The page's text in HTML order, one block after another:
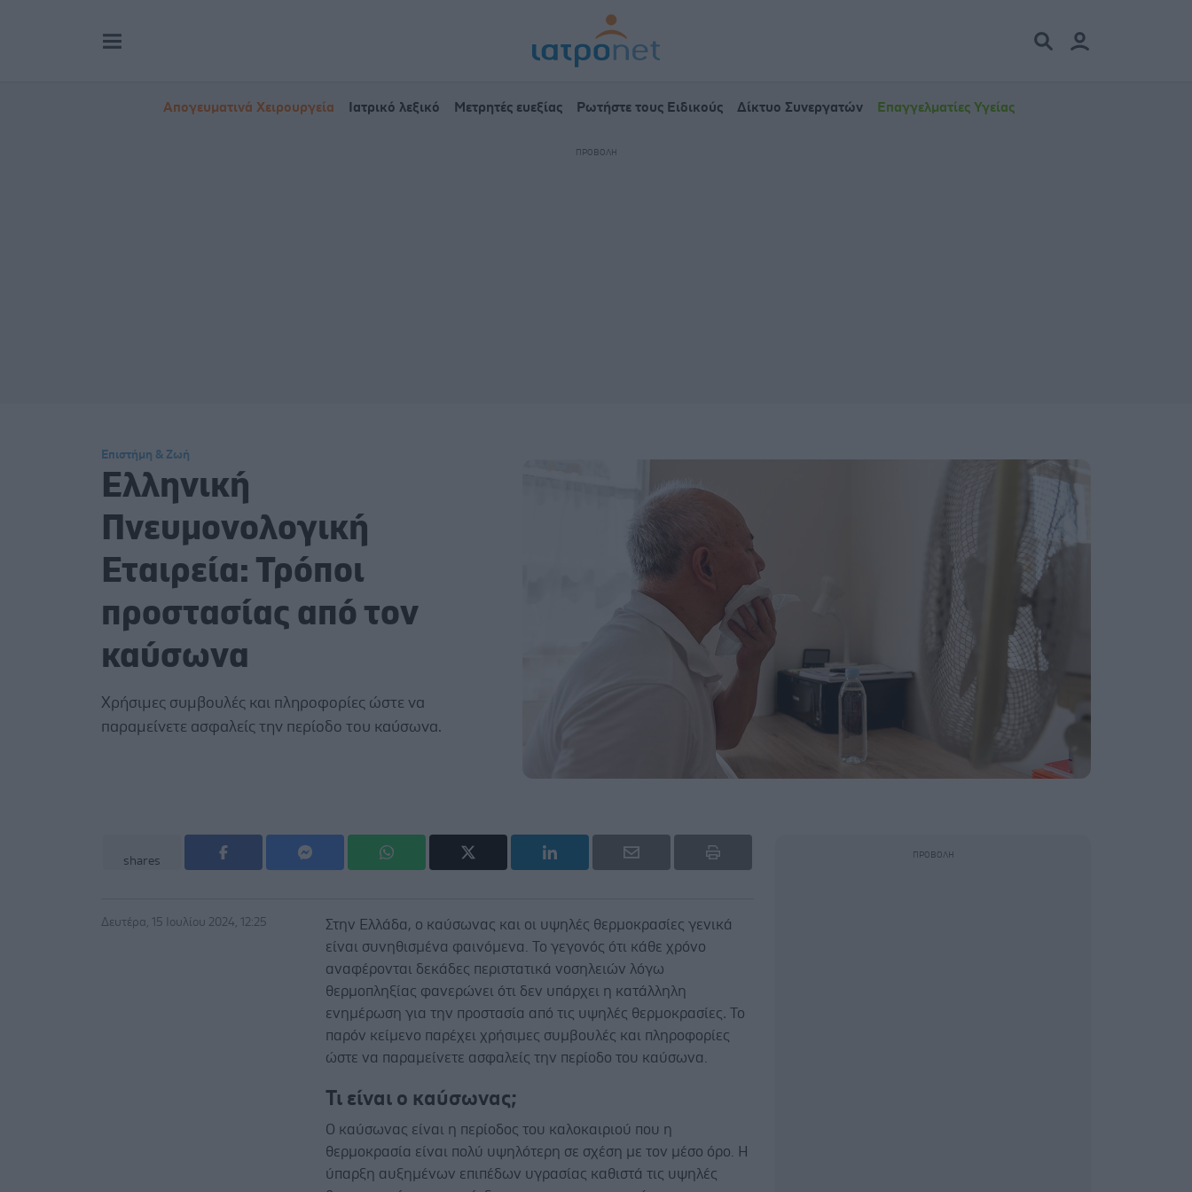
Απογευματινά Χειρουργεία Ιατρικό λεξικό Μετρητές ευεξίας Ρωτήστε τους Ειδικούς Δίκτυο Συνεργατών Επαγγελματίες Υγείας
Επιστήμη & Ζωή
Ελληνική
Πνευμονολογική
Εταιρεία: Τρόποι
προστασίας από τον
καύσωνα
Χρήσιμες συμβουλές και πληροφορίες ώστε να
παραμείνετε ασφαλείς την περίοδο του καύσωνα.
shares
Δευτέρα, 15 Ιουλίου 2024, 12:25
Στην Ελλάδα, ο καύσωνας και οι υψηλές θερμοκρασίες γενικά
είναι συνηθισμένα φαινόμενα. Το γεγονός ότι κάθε χρόνο
αναφέρονται δεκάδες περιστατικά νοσηλειών λόγω
θερμοπληξίας φανερώνει ότι δεν υπάρχει η κατάλληλη
ενημέρωση για την προστασία από τις υψηλές θερμοκρασίες. Το
παρόν κείμενο παρέχει χρήσιμες συμβουλές και πληροφορίες
ώστε να παραμείνετε ασφαλείς την περίοδο του καύσωνα.
Τι είναι ο καύσωνας;
Ο καύσωνας είναι η περίοδος του καλοκαιριού που η
θερμοκρασία είναι πολύ υψηλότερη σε σχέση με τον μέσο όρο. Η
ύπαρξη αυξημένων επιπέδων υγρασίας καθιστά τις υψηλές